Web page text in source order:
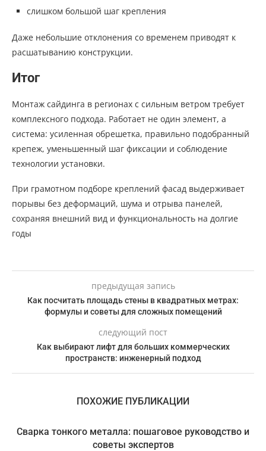
слишком большой шаг крепления
Даже небольшие отклонения со временем приводят к
расшатыванию конструкции.
Итог
Монтаж сайдинга в регионах с сильным ветром требует
комплексного подхода. Работает не один элемент, а
система: усиленная обрешетка, правильно подобранный
крепеж, уменьшенный шаг фиксации и соблюдение
технологии установки.
При грамотном подборе креплений фасад выдерживает
порывы без деформаций, шума и отрыва панелей,
сохраняя внешний вид и функциональность на долгие
годы
предыдущая запись
Как посчитать площадь стены в квадратных метрах:
формулы и советы для сложных помещений
следующий пост
Как выбирают лифт для больших коммерческих
пространств: инженерный подход
ПОХОЖИЕ ПУБЛИКАЦИИ
Сварка тонкого металла: пошаговое руководство и
советы экспертов